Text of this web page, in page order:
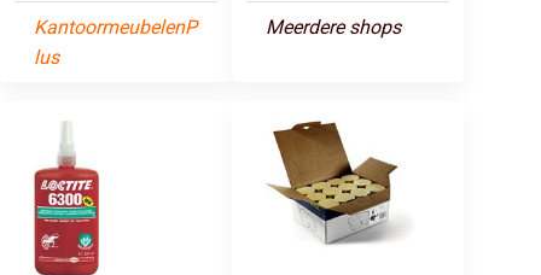
KantoormeubelenP
lus
Meerdere shops